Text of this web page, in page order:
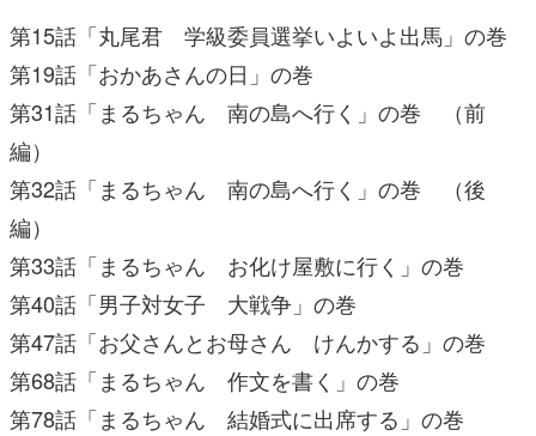
第15話「丸尾君 学級委員選挙いよいよ出馬」の巻
第19話「おかあさんの日」の巻
第31話「まるちゃん 南の島へ行く」の巻 （前
編）
第32話「まるちゃん 南の島へ行く」の巻 （後
編）
第33話「まるちゃん お化け屋敷に行く」の巻
第40話「男子対女子 大戦争」の巻
第47話「お父さんとお母さん けんかする」の巻
第68話「まるちゃん 作文を書く」の巻
第78話「まるちゃん 結婚式に出席する」の巻